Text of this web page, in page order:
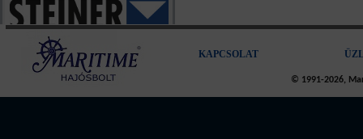
KAPCSOLAT
© 1991-2026,